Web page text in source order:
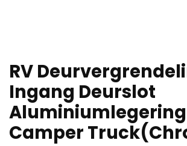
RV
Ingang Deurslot
Camper